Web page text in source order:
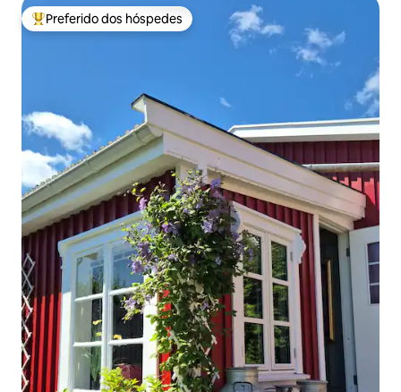
Entre os melhores preferidos dos hóspedes
Preferido dos hóspedes